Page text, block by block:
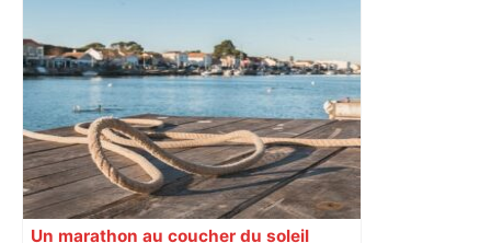
Un marathon au coucher du soleil